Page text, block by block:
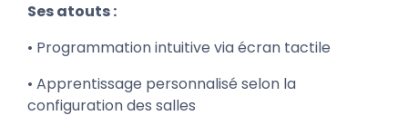
Ses atouts :
• Programmation intuitive via écran tactile
• Apprentissage personnalisé selon la
configuration des salles